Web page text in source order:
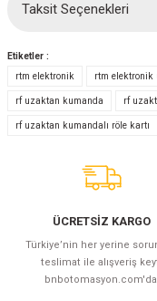
Bu
Taksit Seçenekleri
Etiketler :
rtm elektronik
rtm elektronik
rf uzaktan kumanda rf
rf uzaktan kumandalı röle kartı
ÜCRETSİZ KARGO
Türkiye’nin her yerine
teslimat ile alışveriş